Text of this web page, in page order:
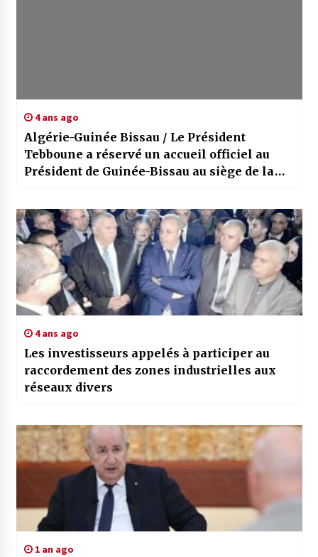
4 ans ago
Algérie-Guinée Bissau / Le Président
Tebboune a réservé un accueil officiel au
Président de Guinée-Bissau au siège de la
4 ans ago
Les investisseurs appelés à participer au
raccordement des zones industrielles aux
réseaux divers
1 an ago